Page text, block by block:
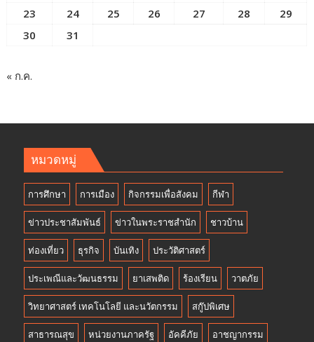
23
24 25 26 27 28
29
30
31
« ก.ค.
หมวดหมู่
การศึกษา การเมือง กิจกรรมเพื่อสังคม กีฬา
ข่าวประชาสัมพันธ์ ข่าวในพระราชสำนัก ชาวบ้าน
ท่องเที่ยว ธุรกิจ บันเทิง ประวัติศาสตร์
ประเพณีและวัฒนธรรม ยาเสพติด ร้องเรียน วาตภัย
วิทยาศาสตร์ เทคโนโลยี และนวัตกรรม สกู๊ปพิเศษ
สาธารณสุข หน่วยงานภาครัฐ อัคคีภัย อาชญากรรม